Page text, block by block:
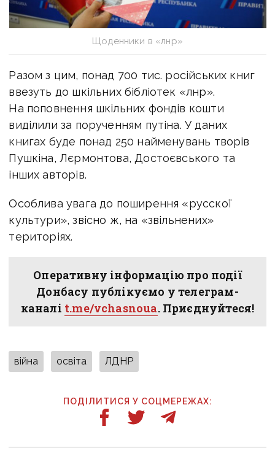
Щоденники в «лнр»
Разом з цим, понад 700 тис. російських книг
ввезуть до шкільних бібліотек «лнр».
На поповнення шкільних фондів кошти
виділили за порученням путіна. У даних
книгах буде понад 250 найменувань творів
Пушкіна, Лєрмонтова, Достоєвського та
інших авторів.
Особлива увага до поширення «русскої
культури», звісно ж, на «звільнених»
територіях.
Оперативну інформацію про події
Донбасу публікуємо у телеграм-
каналі t.me/vchasnoua. Приєднуйтеся!
війна освіта ЛДНР
ПОДІЛИТИСЯ У СОЦМЕРЕЖАХ: